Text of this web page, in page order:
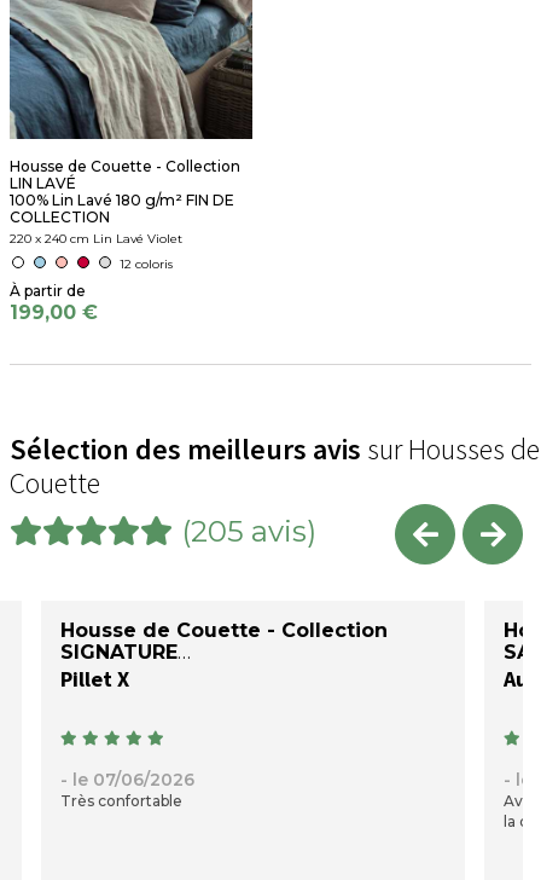
Housse de Couette - Collection
LIN LAVÉ
100% Lin Lavé 180 g/m² FIN DE
COLLECTION
220 x 240 cm Lin Lavé Violet
12 coloris
199,00 €
Sélection des meilleurs avis sur Housses de
Couette
(205 avis)
Housse de Couette - Collection
SIGNATURE
Pillet X
- le 07/06/2026
Très confortable
- le
la